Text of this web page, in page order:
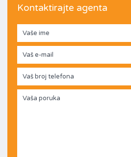
Kontaktirajte agenta